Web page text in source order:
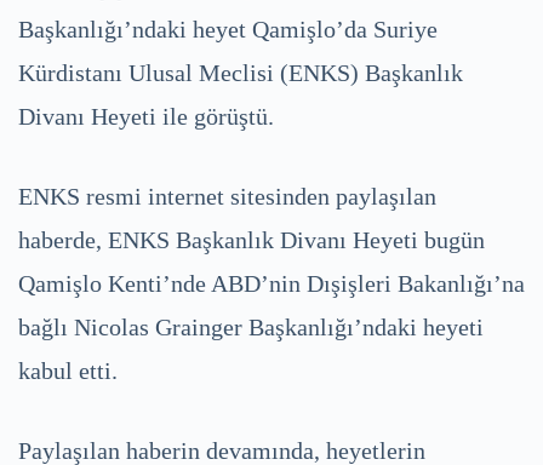
Başkanlığı’ndaki heyet Qamişlo’da Suriye
Kürdistanı Ulusal Meclisi (ENKS) Başkanlık
Divanı Heyeti ile görüştü.
ENKS resmi internet sitesinden paylaşılan
haberde, ENKS Başkanlık Divanı Heyeti bugün
Qamişlo Kenti’nde ABD’nin Dışişleri Bakanlığı’na
bağlı Nicolas Grainger Başkanlığı’ndaki heyeti
kabul etti.
Paylaşılan haberin devamında, heyetlerin